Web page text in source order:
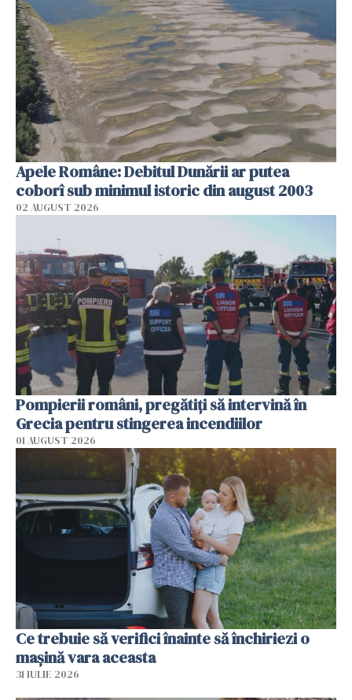
Apele Române: Debitul Dunării ar putea
coborî sub minimul istoric din august 2003
02 AUGUST 2026
Pompierii români, pregătiţi să intervină în
Grecia pentru stingerea incendiilor
01 AUGUST 2026
Ce trebuie să verifici înainte să închiriezi o
mașină vara aceasta
31 IULIE 2026